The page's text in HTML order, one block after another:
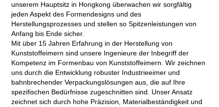
unserem Hauptsitz in Hongkong überwachen wir sorgfältig
jeden Aspekt des Formendesigns und des
Herstellungsprozesses und stellen so Spitzenleistungen von
Anfang bis Ende sicher.
Mit über 15 Jahren Erfahrung in der Herstellung von
Kunststoffeimern sind unsere Ingenieure der Inbegriff der
Kompetenz im Formenbau von Kunststoffeimern. Wir zeichnen
uns durch die Entwicklung robuster Industrieeimer und
bahnbrechender Verpackungslösungen aus, die auf Ihre
spezifischen Bedürfnisse zugeschnitten sind. Unser Ansatz
zeichnet sich durch hohe Präzision, Materialbeständigkeit und